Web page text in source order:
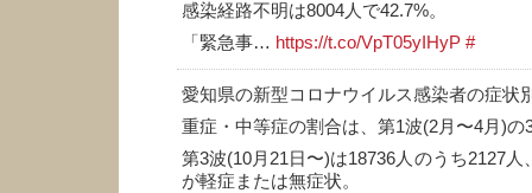
感染経路不明は8004人で42.7%。
「緊急事… https://t.co/VpT05yIHyP #
愛知県の新型コロナウイルス感染者の症状
重症・中等症の割合は、第1波(2月〜4月)の
第3波(10月21日〜)は18736人のうち2127人
が軽症または無症状。